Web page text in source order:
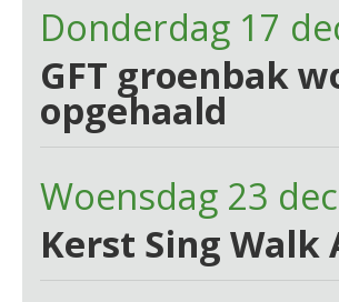
Donderdag 17
GFT groenbak
opgehaald
Woensdag 23
Kerst Sing Walk